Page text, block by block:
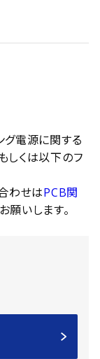
グ電源に関する
しくは以下のフ
わせはPCB関
願いします。